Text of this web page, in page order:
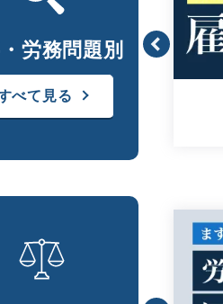
労務問題別
べて見る
止め